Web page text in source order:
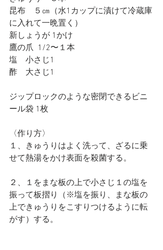
昆布　５㎝（水1カップに漬けて冷蔵庫
に入れて一晩置く）
新しょうが 1かけ
鷹の爪  1/2〜１本
塩　小さじ1
酢　大さじ1
ジップロックのような密閉できるビニ
ール袋 1枚
〈作り方〉
１、きゅうりはよく洗って、ざるに乗
せて熱湯をかけ表面を殺菌する。
２、１をまな板の上で小さじ１の塩を
振って板摺り（※塩を振り、まな板の
上できゅうりをこすりつけるように転
がす）する。